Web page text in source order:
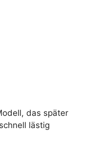
das später
lästig